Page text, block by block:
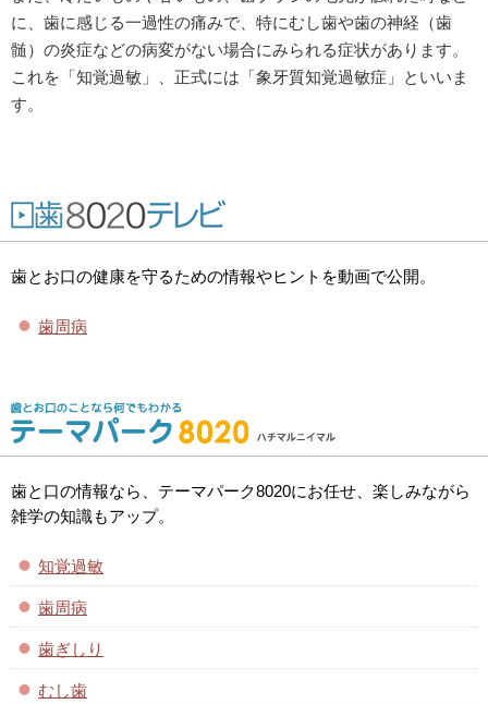
に、歯に感じる一過性の痛みで、特にむし歯や歯の神経（歯
髄）の炎症などの病変がない場合にみられる症状があります。
これを「知覚過敏」、正式には「象牙質知覚過敏症」といいま
す。
歯とお口の健康を守るための情報やヒントを動画で公開。
歯周病
歯と口の情報なら、テーマパーク8020にお任せ、楽しみながら
雑学の知識もアップ。
知覚過敏
歯周病
歯ぎしり
むし歯